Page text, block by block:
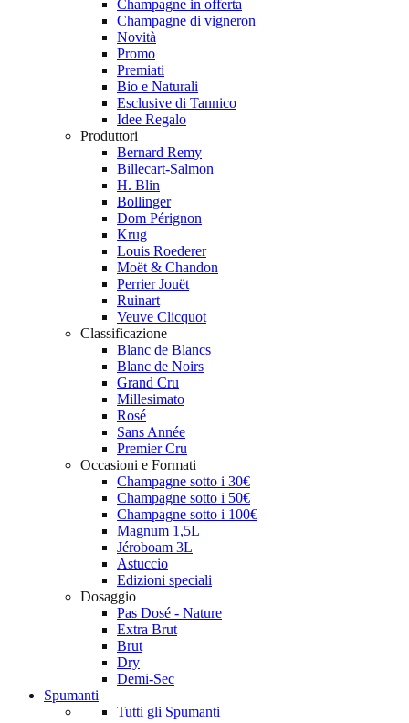
Champagne in offerta
Champagne di vigneron
Novità
Promo
Premiati
Bio e Naturali
Esclusive di Tannico
Idee Regalo
Produttori
Bernard Remy
Billecart-Salmon
H. Blin
Bollinger
Dom Pérignon
Krug
Louis Roederer
Moët & Chandon
Perrier Jouët
Ruinart
Veuve Clicquot
Classificazione
Blanc de Blancs
Blanc de Noirs
Grand Cru
Millesimato
Rosé
Sans Année
Premier Cru
Occasioni e Formati
Champagne sotto i 30€
Champagne sotto i 50€
Champagne sotto i 100€
Magnum 1,5L
Jéroboam 3L
Astuccio
Edizioni speciali
Dosaggio
Pas Dosé - Nature
Extra Brut
Brut
Dry
Demi-Sec
Spumanti
Tutti gli Spumanti